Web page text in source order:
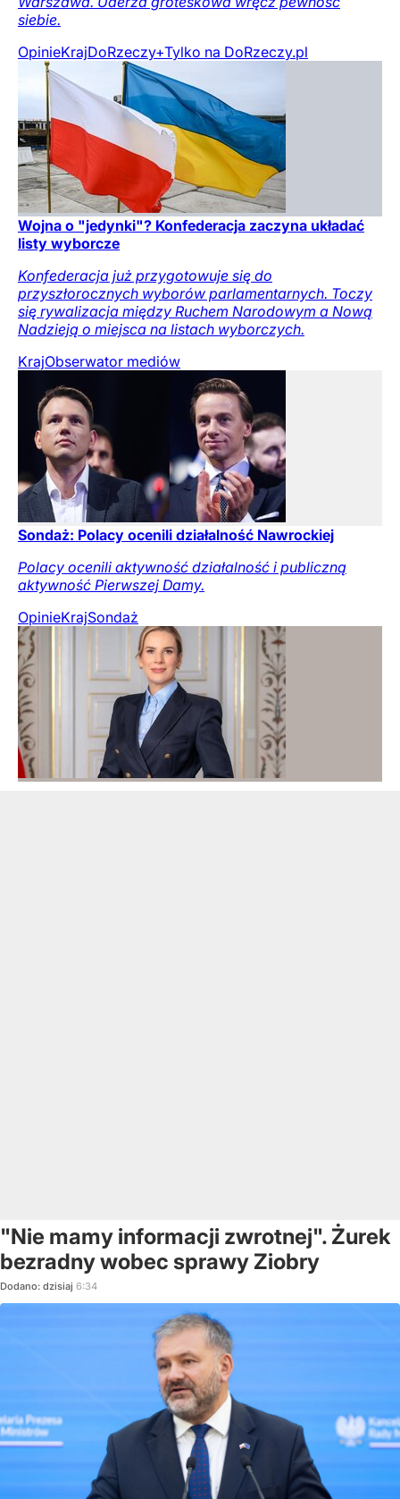
siebie.
OpinieKrajDoRzeczy+Tylko na DoRzeczy.pl
Wojna o "jedynki"? Konfederacja zaczyna układać
listy wyborcze
Konfederacja już przygotowuje się do
przyszłorocznych wyborów parlamentarnych. Toczy
się rywalizacja między Ruchem Narodowym a Nową
Nadzieją o miejsca na listach wyborczych.
KrajObserwator mediów
Sondaż: Polacy ocenili działalność Nawrockiej
Polacy ocenili aktywność działalność i publiczną
aktywność Pierwszej Damy.
OpinieKrajSondaż
"Nie mamy informacji zwrotnej". Żurek
bezradny wobec sprawy Ziobry
Dodano: dzisiaj 6:34